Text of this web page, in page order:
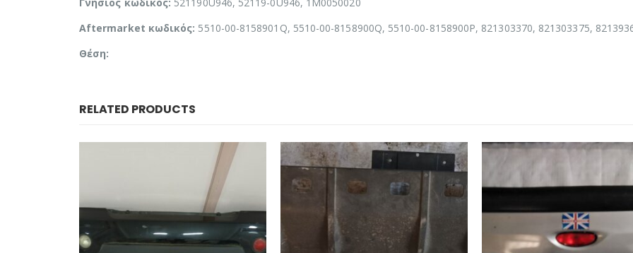
Aftermarket κωδικός: 5510-00-8158901Q, 5510-00-8158900Q, 5510-00-8158900P, 821303370, 821303375,
Θέση:
RELATED PRODUCTS